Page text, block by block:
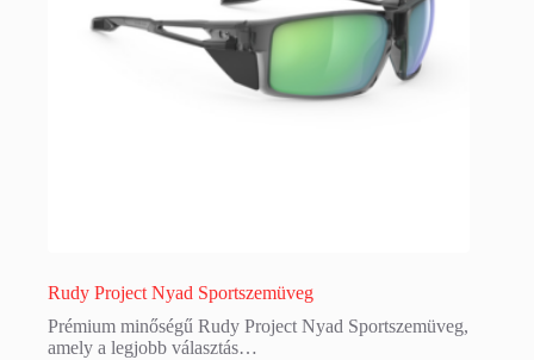
Rudy Project Nyad Sportszemüveg
Prémium minőségű Rudy Project Nyad Sportszemüveg,
amely a legjobb választás…